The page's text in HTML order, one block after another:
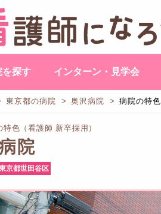
を探す インターン・見学会
東京都の病院 奥沢病院 病院の特色
特色（看護師 新卒採用）
院
京都世田谷区